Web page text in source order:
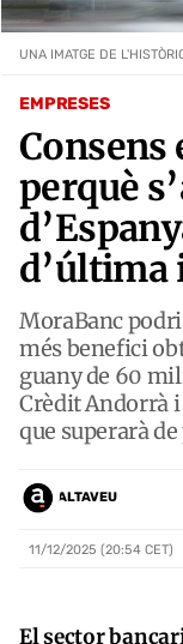
EMPRESES
Consens
perquè
d’última
MoraBanc
més benefici
guany de 60
Crèdit Andorrà
que superarà
ALTAVEU
11/12/2025 (20:54 CET)
UNA IMATGE DE
El sector